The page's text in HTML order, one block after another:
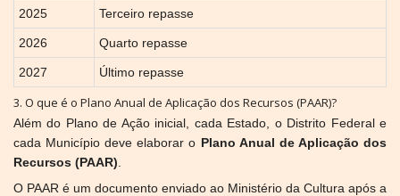
2025 Terceiro repasse
2026 Quarto repasse
2027 Último repasse
3. O que é o Plano Anual de Aplicação dos Recursos (PAAR)?
Além do Plano de Ação inicial, cada Estado, o Distrito Federal e
cada Município deve elaborar o Plano Anual de Aplicação dos
Recursos (PAAR)
O PAAR é um documento enviado ao Ministério da Cultura após a